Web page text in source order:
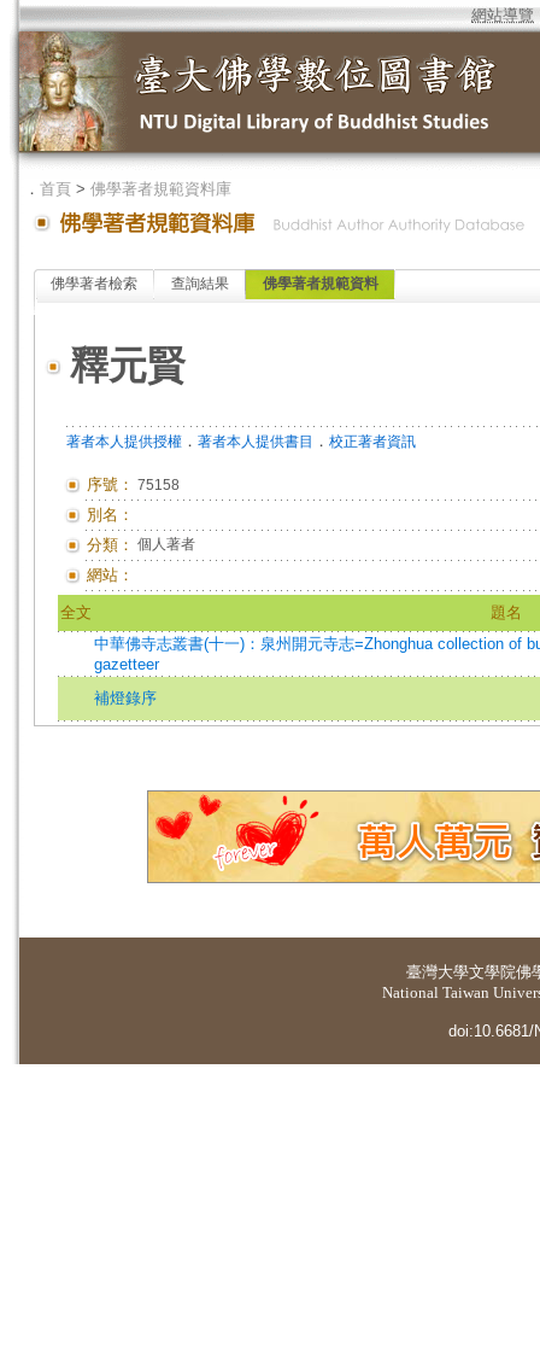
網站導覽
． 首頁 > 佛學著者規範資料庫
佛學著者檢索 查詢結果 佛學著者規範資料
釋元賢
著者本人提供授權 ． 著者本人提供書目 ． 校正著者資訊
序號： 75158
別名：
分類： 個人著者
網站：
全文
題名
中華佛寺志叢書(十一)：泉州開元寺志=Zhonghua collection of
gazetteer
補燈錄序
臺灣大學文學院佛
National Taiwan
doi:10.6681/